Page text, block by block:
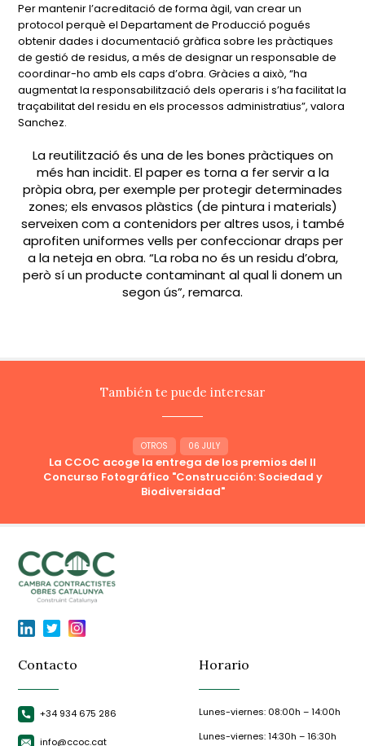
Per mantenir l’acreditació de forma àgil, van crear un
protocol perquè el Departament de Producció pogués
obtenir dades i documentació gràfica sobre les pràctiques
de gestió de residus, a més de designar un responsable de
coordinar-ho amb els caps d’obra. Gràcies a això, “ha
augmentat la responsabilització dels operaris i s’ha facilitat la
traçabilitat del residu en els processos administratius”, valora
Sanchez.
La reutilització és una de les bones pràctiques on
més han incidit. El paper es torna a fer servir a la
pròpia obra, per exemple per protegir determinades
zones; els envasos plàstics (de pintura i materials)
serveixen com a contenidors per altres usos, i també
aprofiten uniformes vells per confeccionar draps per
a la neteja en obra. “La roba no és un residu d’obra,
però sí un producte contaminant al qual li donem un
segon ús”, remarca.
También te puede interesar
OTROS 06 JULY
La CCOC acoge la entrega de los premios del II
Concurso Fotográfico "Construcción: Sociedad y
Biodiversidad"
Contacto
+34 934 675 286
info@ccoc.cat
Horario
Lunes-viernes: 08:00h – 14:00h
Lunes-viernes: 14:30h – 16:30h